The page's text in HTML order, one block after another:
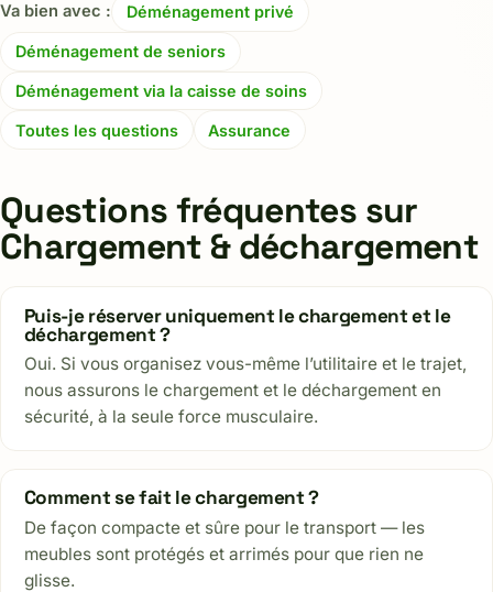
Va bien avec : Déménagement privé
Déménagement de seniors
Déménagement via la caisse de soins
Toutes les questions Assurance
Questions fréquentes sur
Chargement & déchargement
Puis-je réserver uniquement le chargement et le
déchargement ?
Oui. Si vous organisez vous-même l’utilitaire et le trajet,
nous assurons le chargement et le déchargement en
sécurité, à la seule force musculaire.
Comment se fait le chargement ?
De façon compacte et sûre pour le transport — les
meubles sont protégés et arrimés pour que rien ne
glisse.